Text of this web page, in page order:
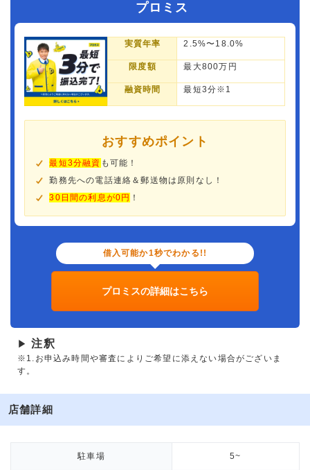
プロミス
実質年率 2.5%〜18.0%
限度額 最大800万円
融資時間 最短3分※1
おすすめポイント
最短3分融資 も可能！
勤務先への電話連絡＆郵送物は原則なし！
30日間の利息が0円 ！
借入可能か1秒でわかる!!
プロミスの詳細はこちら
▶ 注釈
※1.お申込み時間や審査によりご希望に添えない場合がございま
す。
店舗詳細
駐車場 5~